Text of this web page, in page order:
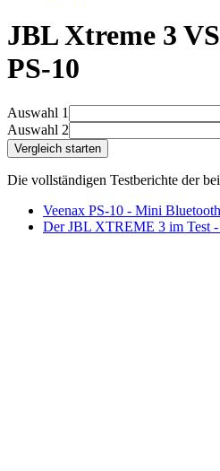
JBL Xtreme 3
PS-10
Auswahl 1
Auswahl 2
Die vollständigen Testberichte der
Veenax PS-10 - Mini
Der JBL XTREME 3 im Test -